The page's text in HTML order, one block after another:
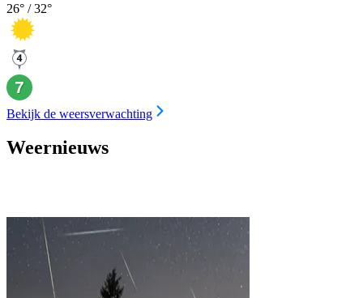
26° /32°
Bekijk de weersverwachting
Weernieuws